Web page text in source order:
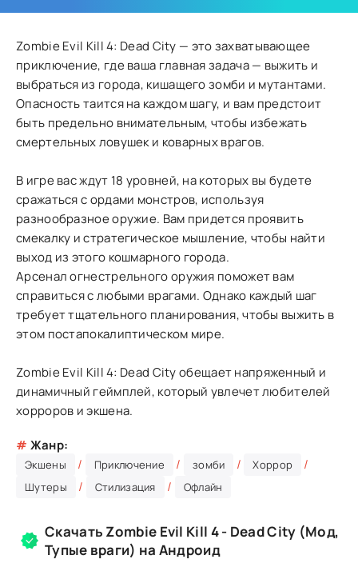
Zombie Evil Kill 4: Dead City — это захватывающее
приключение, где ваша главная задача — выжить и
выбраться из города, кишащего зомби и мутантами.
Опасность таится на каждом шагу, и вам предстоит
быть предельно внимательным, чтобы избежать
смертельных ловушек и коварных врагов.
В игре вас ждут 18 уровней, на которых вы будете
сражаться с ордами монстров, используя
разнообразное оружие. Вам придется проявить
смекалку и стратегическое мышление, чтобы найти
выход из этого кошмарного города.
Арсенал огнестрельного оружия поможет вам
справиться с любыми врагами. Однако каждый шаг
требует тщательного планирования, чтобы выжить в
этом постапокалиптическом мире.
Zombie Evil Kill 4: Dead City обещает напряженный и
динамичный геймплей, который увлечет любителей
хорроров и экшена.
# Жанр:
Экшены / Приключение / зомби / Хоррор /
Шутеры / Стилизация / Офлайн
Скачать Zombie Evil Kill 4 - Dead City (Мод,
Тупые враги) на Андроид